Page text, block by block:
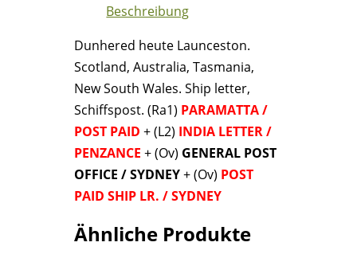
(Australien)
=>
Aberdeenshire
(Schottland)
Menge
Beschreibung
Dunhered heute Launceston.
Scotland, Australia, Tasmania,
New South Wales. Ship letter,
Schiffspost. (Ra1) PARAMATTA /
POST PAID + (L2) INDIA LETTER /
PENZANCE + (Ov) GENERAL POST
OFFICE / SYDNEY+ (Ov) POST
PAID SHIP LR. / SYDNEY
Ähnliche Produkte